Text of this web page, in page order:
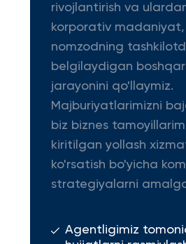
rivojlantirish va
korporativ madaniyat,
nomzodning
belgilaydigan
jarayonini qo'llaymiz.
Majburiyatlarimizni
biz biznes
kiritilgan yollash
ko'rsatish bo'yicha
strategiyalarni
Agentligimiz